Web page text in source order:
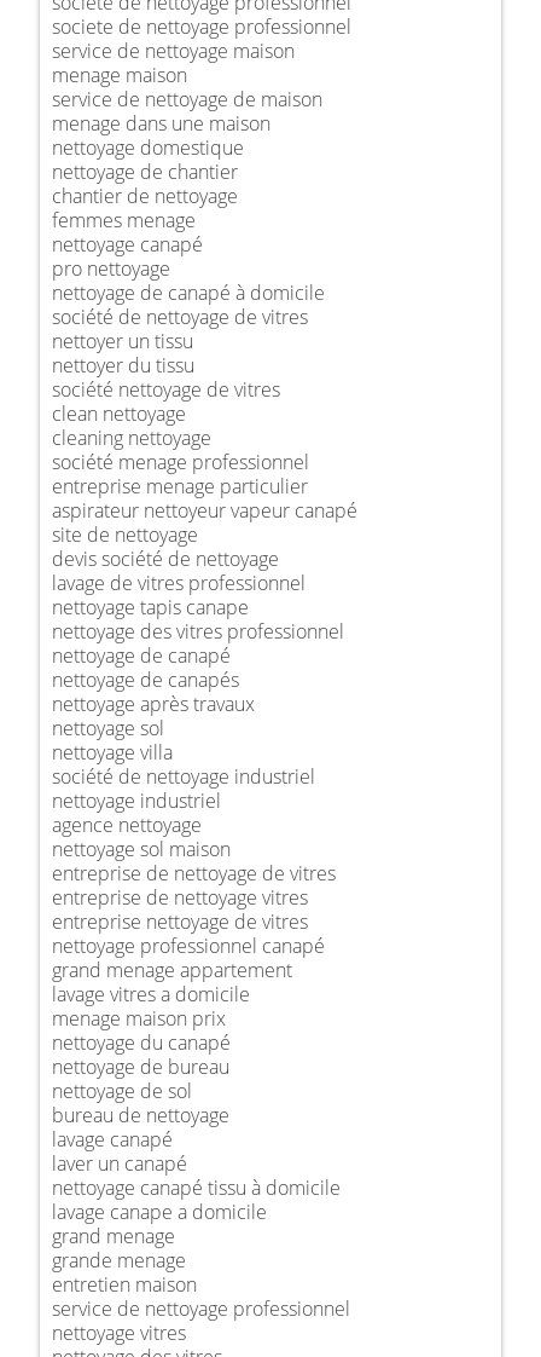
societe de nettoyage professionnel
service de nettoyage maison
menage maison
service de nettoyage de maison
menage dans une maison
nettoyage domestique
nettoyage de chantier
chantier de nettoyage
femmes menage
nettoyage canapé
pro nettoyage
nettoyage de canapé à domicile
société de nettoyage de vitres
nettoyer un tissu
nettoyer du tissu
société nettoyage de vitres
clean nettoyage
cleaning nettoyage
société menage professionnel
entreprise menage particulier
aspirateur nettoyeur vapeur canapé
site de nettoyage
devis société de nettoyage
lavage de vitres professionnel
nettoyage tapis canape
nettoyage des vitres professionnel
nettoyage de canapé
nettoyage de canapés
nettoyage après travaux
nettoyage sol
nettoyage villa
société de nettoyage industriel
nettoyage industriel
agence nettoyage
nettoyage sol maison
entreprise de nettoyage de vitres
entreprise de nettoyage vitres
entreprise nettoyage de vitres
nettoyage professionnel canapé
grand menage appartement
lavage vitres a domicile
menage maison prix
nettoyage du canapé
nettoyage de bureau
nettoyage de sol
bureau de nettoyage
lavage canapé
laver un canapé
nettoyage canapé tissu à domicile
lavage canape a domicile
grand menage
grande menage
entretien maison
service de nettoyage professionnel
nettoyage vitres